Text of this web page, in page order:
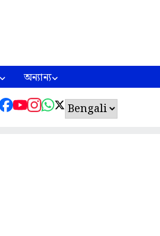
অন্যান্য